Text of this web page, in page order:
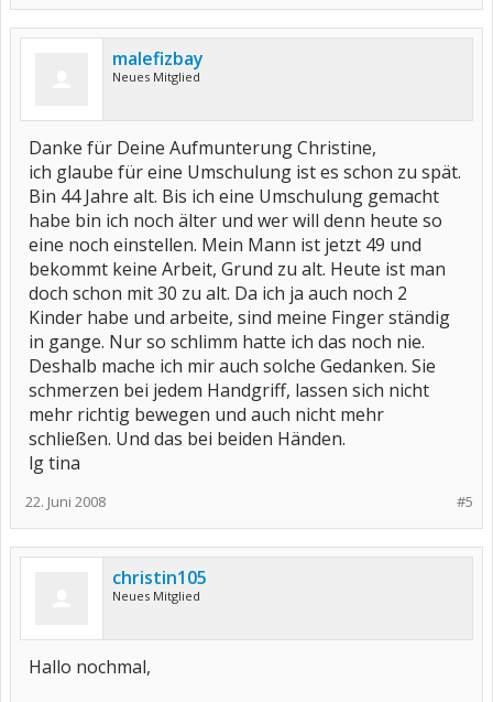
malefizbay
Neues Mitglied
Danke für Deine Aufmunterung Christine,
ich glaube für eine Umschulung ist es schon zu spät.
Bin 44 Jahre alt. Bis ich eine Umschulung gemacht
habe bin ich noch älter und wer will denn heute so
eine noch einstellen. Mein Mann ist jetzt 49 und
bekommt keine Arbeit, Grund zu alt. Heute ist man
doch schon mit 30 zu alt. Da ich ja auch noch 2
Kinder habe und arbeite, sind meine Finger ständig
in gange. Nur so schlimm hatte ich das noch nie.
Deshalb mache ich mir auch solche Gedanken. Sie
schmerzen bei jedem Handgriff, lassen sich nicht
mehr richtig bewegen und auch nicht mehr
schließen. Und das bei beiden Händen.
lg tina
#5
22. Juni 2008
christin105
Neues Mitglied
Hallo nochmal,